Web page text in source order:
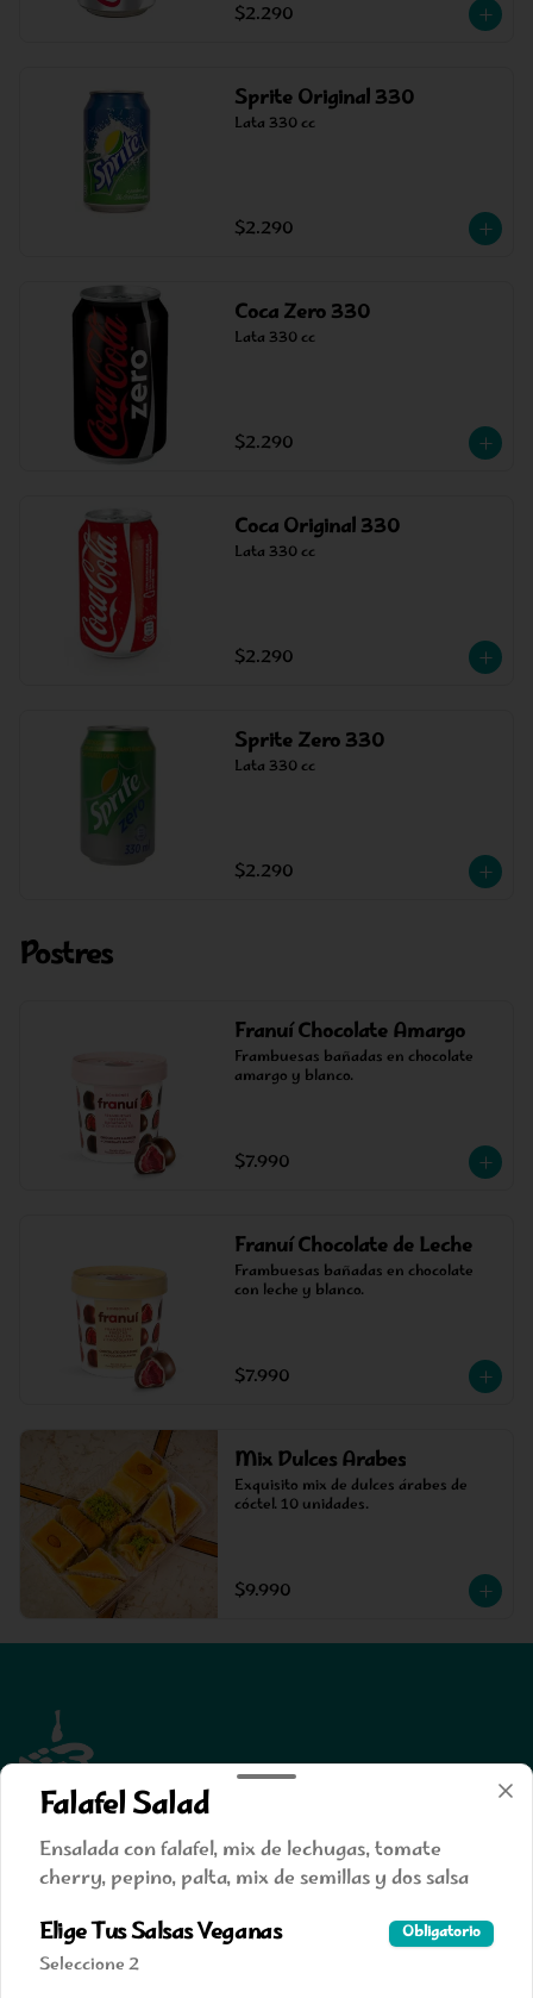
$2.290
Sprite Original 330
Lata 330 cc
$2.290
Coca Zero 330
Lata 330 cc
$2.290
Coca Original 330
Lata 330 cc
$2.290
Sprite Zero 330
Lata 330 cc
$2.290
Postres
Franuí Chocolate Amargo
Frambuesas bañadas en chocolate
amargo y blanco.
$7.990
Franuí Chocolate de Leche
Frambuesas bañadas en chocolate
con leche y blanco.
$7.990
Mix Dulces Arabes
Exquisito mix de dulces árabes de
cóctel. 10 unidades.
$9.990
Conócenos
Despacho
Falafel Salad
Ensalada con falafel, mix de lechugas, tomate
cherry, pepino, palta, mix de semillas y dos salsa
Elige Tus Salsas Veganas Obligatorio
Seleccione 2